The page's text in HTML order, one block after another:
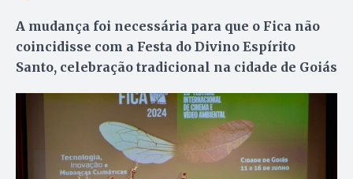
A mudança foi necessária para que o Fica não
coincidisse com a Festa do Divino Espírito
Santo, celebração tradicional na cidade de Goiás